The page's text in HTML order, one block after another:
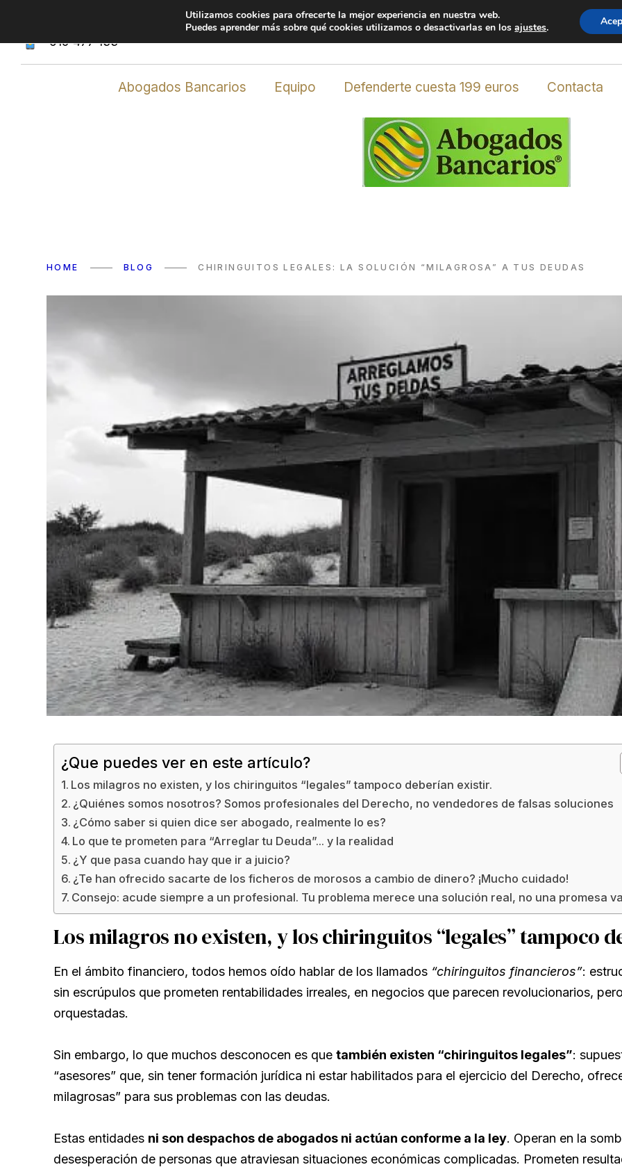
Avda. de los Empresarios, 20, edificio Arttysur, planta 2, oficina 1 * C.P. 11379 Los Barrios (Cádiz)
619 477 133
Abogados Bancarios Equipo Defenderte cuesta 199 euros Contacta
HOME BLOG CHIRINGUITOS LEGALES: LA SOLUCIÓN “MILAGROSA” A TUS DEUDAS
¿Que puedes ver en este artículo?
Los milagros no existen, y los chiringuitos “legales” tampoco deberían existir.
¿Quiénes somos nosotros? Somos profesionales del Derecho, no vendedores de falsas soluciones
¿Cómo saber si quien dice ser abogado, realmente lo es?
Lo que te prometen para “Arreglar tu Deuda”... y la realidad
¿Y que pasa cuando hay que ir a juicio?
¿Te han ofrecido sacarte de los ficheros de morosos a cambio de dinero? ¡Mucho cuidado!
Consejo: acude siempre a un profesional. Tu problema merece una solución real, no una promesa
Los milagros no existen, y los chiringuitos “legales” tampoco
En el ámbito financiero, todos hemos oído hablar de los llamados “chiringuitos financieros”:
sin escrúpulos que prometen rentabilidades irreales, en negocios que parecen revolucionarios,
orquestadas.
Sin embargo, lo que muchos desconocen es que también existen “chiringuitos legales”:
“asesores” que, sin tener formación jurídica ni estar habilitados para el ejercicio del Derecho,
milagrosas” para sus problemas con las deudas.
Estas entidades ni son despachos de abogados ni actúan conforme a la ley. Operan en la
desesperación de personas que atraviesan situaciones económicas complicadas. Prometen
Utilizamos cookies para ofrecerte la mejor experiencia en nuestra web.
Puedes aprender más sobre qué cookies utilizamos o desactivarlas en losajustes.